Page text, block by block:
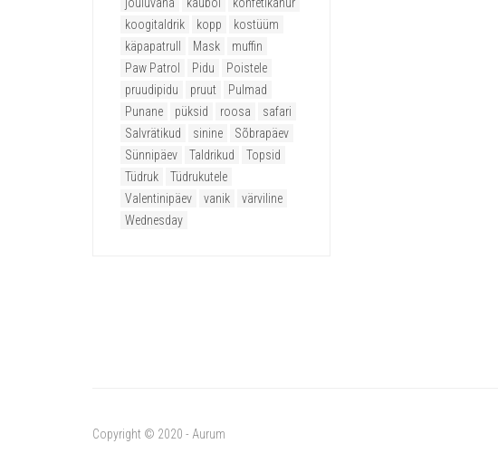
koogitaldrik
kopp
kostüüm
käpapatrull
Mask
muffin
Paw Patrol
Pidu
Poistele
pruudipidu
pruut
Pulmad
Punane
püksid roosa
safari
Salvrätikud
sinine
Sõbrapäev
Sünnipäev
Taldrikud
Topsid
Tüdruk
Tüdrukutele
Valentinipäev
vanik
värviline
Wednesday
Copyright © 2020 - Aurum